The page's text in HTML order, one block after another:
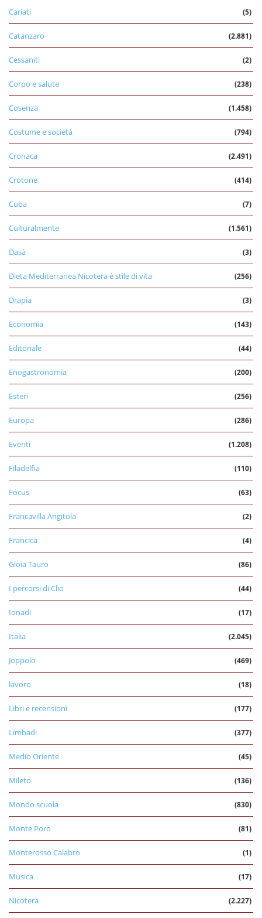
Cariati (5)
Catanzaro (2.881)
Cessaniti (2)
Corpo e salute (238)
Cosenza (1.458)
Costume e società (794)
Cronaca (2.491)
Crotone (414)
Cuba (7)
Culturalmente (1.561)
Dasà (3)
Dieta Mediterranea Nicotera è stile di vita (256)
Drapia (3)
Economia (143)
Editoriale (44)
Enogastronomia (200)
Esteri (256)
Europa (286)
Eventi (1.208)
Filadelfia (110)
Focus (63)
Francavilla Angitola (2)
Francica (4)
Gioia Tauro (86)
I percorsi di Clio (44)
Ionadi (17)
Italia (2.045)
Joppolo (469)
lavoro (18)
Libri e recensioni (177)
Limbadi (377)
Medio Oriente (45)
Mileto (136)
Mondo scuola (830)
Monte Poro (81)
Monterosso Calabro (1)
Musica (17)
Nicotera (2.227)